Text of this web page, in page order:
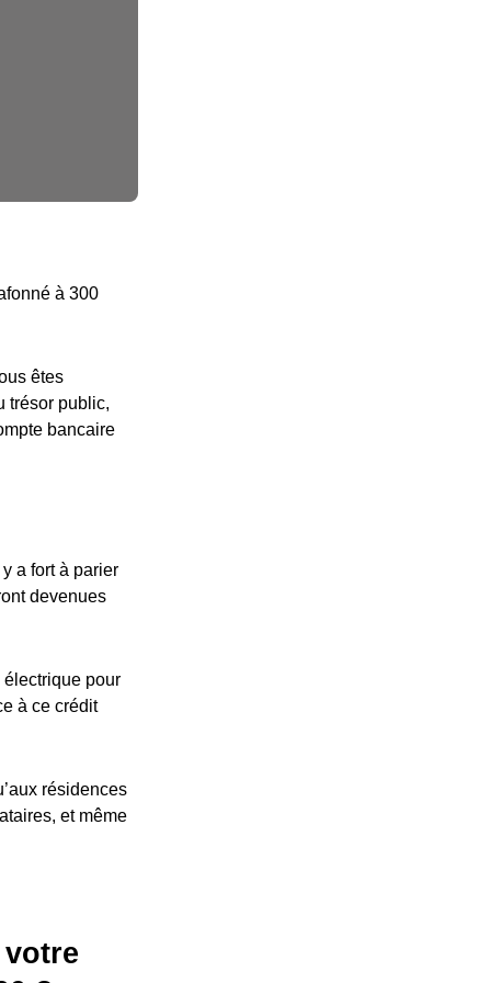
à 300
êtes
trésor public,
bancaire
a fort à parier
devenues
électrique pour
à ce crédit
résidences
et même